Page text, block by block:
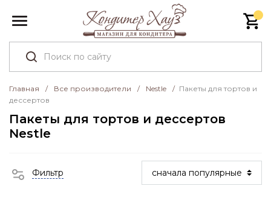
Главная / Все производители / Nestle / Пакеты для тортов и
дессертов
Пакеты для тортов и дессертов
Nestle
Фильтр